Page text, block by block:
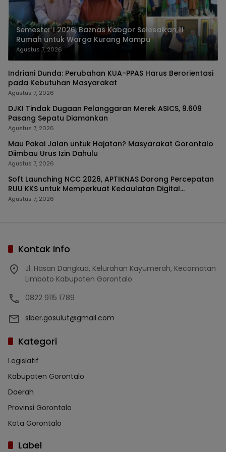
Semester I 2026, Baznas Kabgor Selesaikan 11
Rumah untuk Warga Kurang Mampu
Agustus 7, 2026
Indriani Dunda: Perubahan KUA-PPAS Harus Berorientasi
pada Kebutuhan Masyarakat
Agustus 7, 2026
DJKI Tindak Dugaan Pelanggaran Merek ASICS, 9.609
Pasang Sepatu Diamankan
Agustus 7, 2026
Mau Pakai Jalan untuk Hajatan? Masyarakat Gorontalo
Diimbau Urus Izin Dahulu
Agustus 7, 2026
Soft Launching NCC 2026, APTIKNAS Dorong Percepatan
RUU KKS untuk Memperkuat Kedaulatan Digital
Indonesia
Agustus 7, 2026
Kontak Info
Jl. Hasan Dangkua, Kelurahan Kayumerah, Kecamatan
Limboto Kabupaten Gorontalo
0822 9115 1789
siber.gosulut@gmail.com
Kategori
Legislatif
Kabupaten Gorontalo
Daerah
Provinsi Gorontalo
Kota Gorontalo
Label